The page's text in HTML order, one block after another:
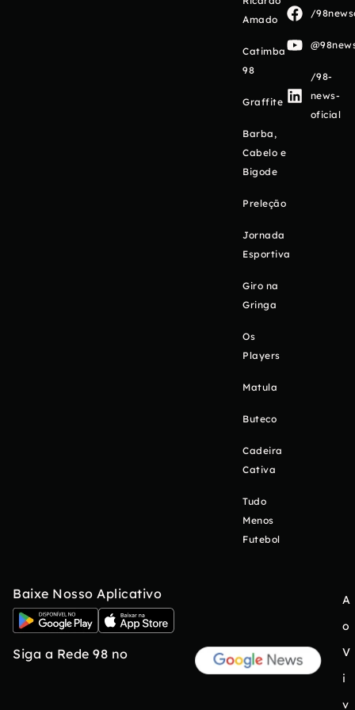
Amado
Catimba
98
Graffite
Barba,
Cabelo e
Bigode
Preleção
Jornada
Esportiva
Giro na
Gringa
Os
Players
Matula
Buteco
Cadeira
Cativa
Tudo
Menos
Futebol
/
/98-
news-
oficial
Baixe Nosso Aplicativo
Siga a Rede 98 no
A
o
V
i
v